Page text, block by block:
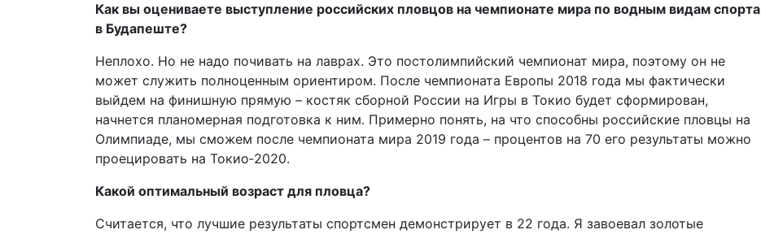
Как вы оцениваете выступление российских пловцов на чемпионате мира по вод­ным видам спорта
в Будапеште?
Неплохо. Но не надо почивать на лаврах. Это постолимпийский чемпионат мира, поэтому он не
может служить полноценным ориентиром. После чемпионата Европы 2018 года мы фактически
выйдем на финишную прямую – костяк сборной России на Игры в Токио будет сформирован,
начнется планомерная подготовка к ним. Примерно понять, на что способны российские пловцы на
Олимпиаде, мы сможем после чемпионата мира 2019 года – процентов на 70 его результаты можно
проецировать на Токио‑2020.
Какой оптимальный возраст для пловца?
Считается, что лучшие результаты спортсмен демонстрирует в 22 года. Я завоевал золотые